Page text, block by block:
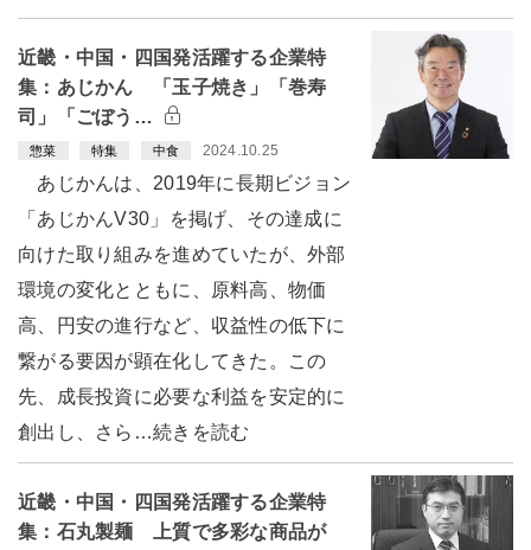
近畿・中国・四国発活躍する企業特
集：あじかん 「玉子焼き」「巻寿
司」「ごぼう…
惣菜 特集 中食 2024.10.25
あじかんは、2019年に長期ビジョン
「あじかんV30」を掲げ、その達成に
向けた取り組みを進めていたが、外部
環境の変化とともに、原料高、物価
高、円安の進行など、収益性の低下に
繋がる要因が顕在化してきた。この
先、成長投資に必要な利益を安定的に
創出し、さら…続きを読む
近畿・中国・四国発活躍する企業特
集：石丸製麺 上質で多彩な商品が